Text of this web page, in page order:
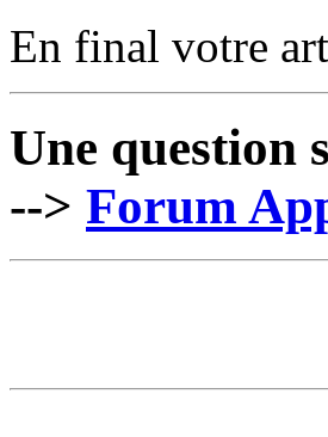
En final votre
Une question
--> Forum